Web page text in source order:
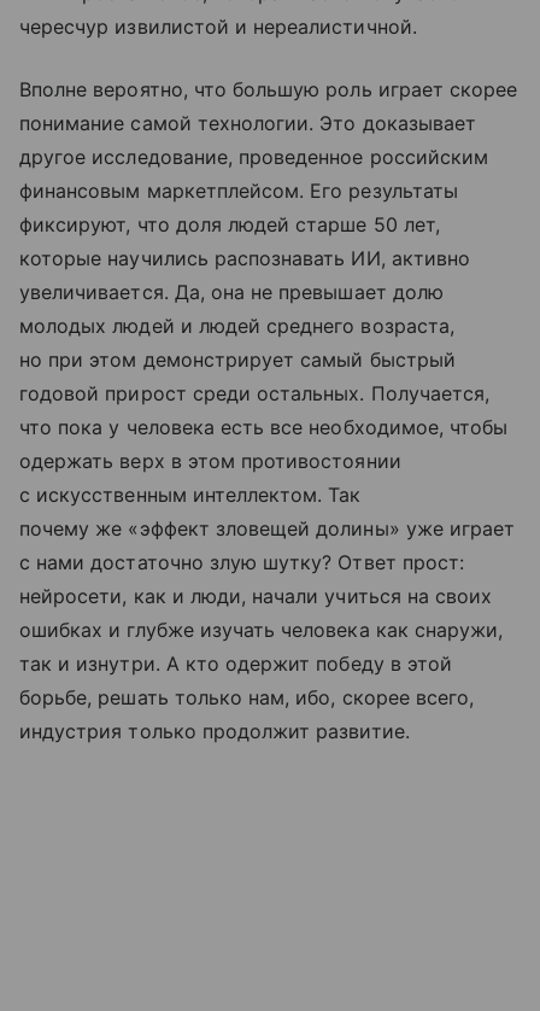
чересчур извилистой и нереалистичной.
Вполне вероятно, что большую роль играет скорее
понимание самой технологии. Это доказывает
другое исследование, проведенное российским
финансовым маркетплейсом. Его результаты
фиксируют, что доля людей старше 50 лет,
которые научились распознавать ИИ, активно
увеличивается. Да, она не превышает долю
молодых людей и людей среднего возраста,
но при этом демонстрирует самый быстрый
годовой прирост среди остальных. Получается,
что пока у человека есть все необходимое, чтобы
одержать верх в этом противостоянии
с искусственным интеллектом. Так
почему же «эффект зловещей долины» уже играет
с нами достаточно злую шутку? Ответ прост:
нейросети, как и люди, начали учиться на своих
ошибках и глубже изучать человека как снаружи,
так и изнутри. А кто одержит победу в этой
борьбе, решать только нам, ибо, скорее всего,
индустрия только продолжит развитие.